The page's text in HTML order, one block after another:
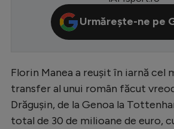
Premier League
LaLiga
Bundesliga
Ligue 1
Urmărește-ne pe
Florin Manea a reușit în iarnă cel
transfer al unui român făcut
Drăgușin, de la Genoa la
total de 30 de milioane de euro,